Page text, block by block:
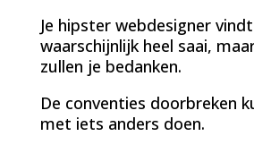
Je hipster webdesigner
waarschijnlijk heel saai,
zullen je bedanken.
De conventies doorbreken
met iets anders doen.